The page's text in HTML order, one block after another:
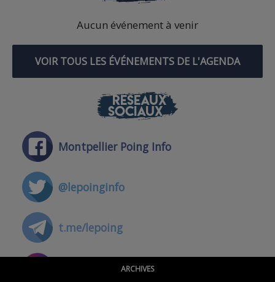
Aucun événement à venir
VOIR TOUS LES ÉVÉNEMENTS DE L'AGENDA
RÉSEAUX
SOCIAUX
Montpellier Poing Info
@lepoinginfo
t.me/lepoing
@montpellierpoinginfo
ARCHIVES